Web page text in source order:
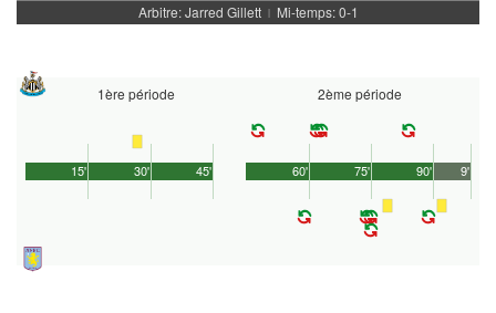
Arbitre: Jarred Gillett | Mi-temps: 0-1
1ère période
45'
15' 30'
2ème période
90'
60' 75' 9'